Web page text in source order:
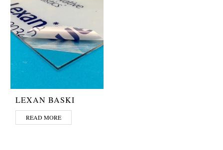
LEXAN BASKI
READ MORE